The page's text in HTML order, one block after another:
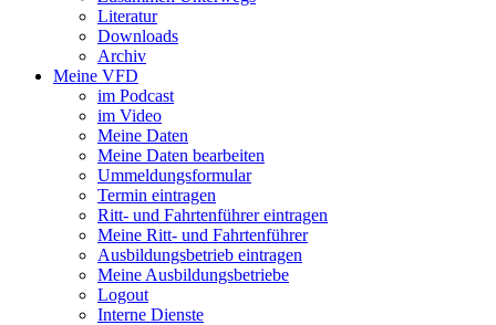
Literatur
Downloads
Archiv
Meine VFD
im Podcast
im Video
Meine Daten
Meine Daten bearbeiten
Ummeldungsformular
Termin eintragen
Ritt- und Fahrtenführer eintragen
Meine Ritt- und Fahrtenführer
Ausbildungsbetrieb eintragen
Meine Ausbildungsbetriebe
Logout
Interne Dienste